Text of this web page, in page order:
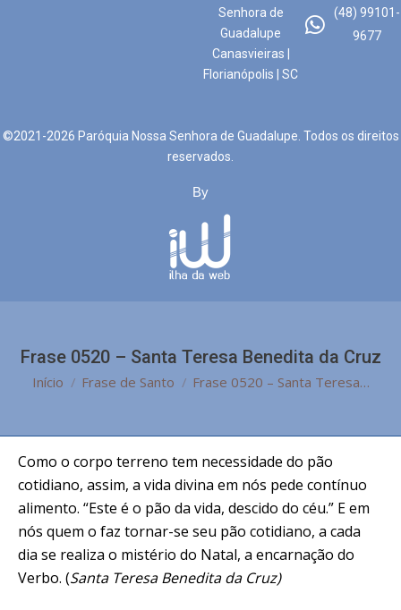
Frase 0520 – Santa Teresa Benedita da Cruz
Você está aqui:
Início Frase de Santo Frase 0520 – Santa Teresa…
Como o corpo terreno tem necessidade do pão
cotidiano, assim, a vida divina em nós pede contínuo
alimento. “Este é o pão da vida, descido do céu.” E em
nós quem o faz tornar-se seu pão cotidiano, a cada
dia se realiza o mistério do Natal, a encarnação do
Verbo. (Santa Teresa Benedita da Cruz)
Senhora de
Guadalupe
Canasvieiras |
Florianópolis | SC
(48) 99101-
9677
©2021-2026 Paróquia Nossa Senhora de Guadalupe. Todos os direitos
reservados.
By